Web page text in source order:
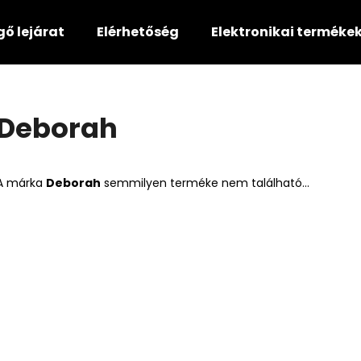
lejárat Elérhetőség Elektronikai
márka Deborah semmilyen terméke nem található...